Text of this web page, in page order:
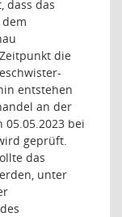
dass das
die
entstehen
an der
05.05.2023 bei
geprüft.
das
unter